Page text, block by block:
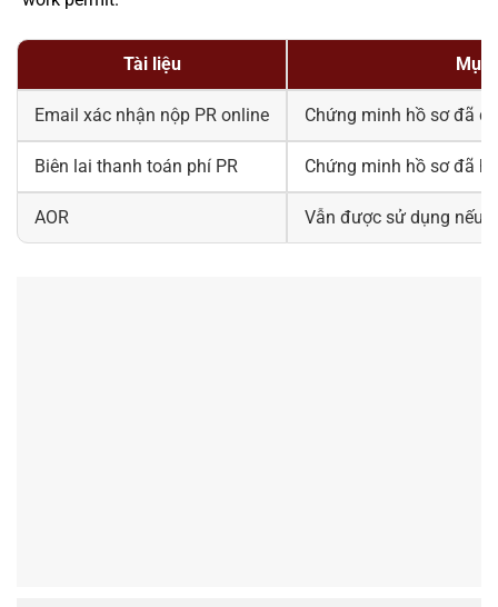
Tài liệu Mục
Email xác nhận nộp PR online Chứng minh hồ sơ đã
Biên lai thanh toán phí PR Chứng minh hồ sơ đã
AOR Vẫn được sử dụng nếu